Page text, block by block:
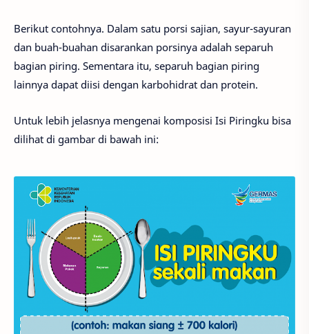
Berikut contohnya. Dalam satu porsi sajian, sayur-sayuran
dan buah-buahan disarankan porsinya adalah separuh
bagian piring. Sementara itu, separuh bagian piring
lainnya dapat diisi dengan karbohidrat dan protein.
Untuk lebih jelasnya mengenai komposisi Isi Piringku bisa
dilihat di gambar di bawah ini: